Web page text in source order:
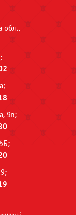
обл.,
9в;